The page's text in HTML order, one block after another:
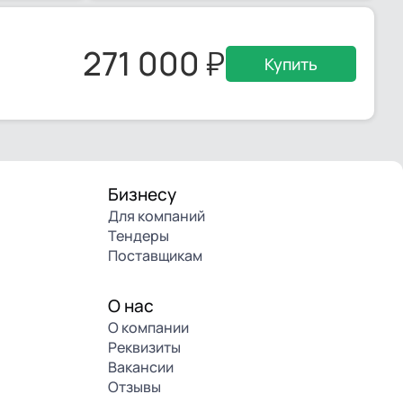
271 000 Купить
Бизнесу
Для компаний
Тендеры
Поставщикам
О нас
О компании
Реквизиты
Вакансии
Отзывы